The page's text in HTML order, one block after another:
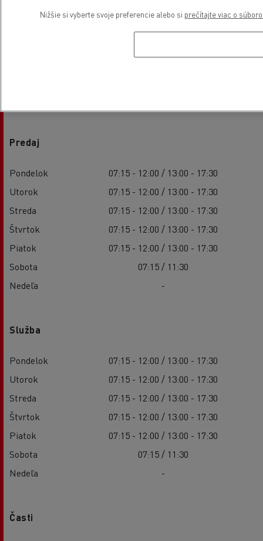
Predaj
Pondelok
07:15 - 12:00 / 13:00 - 17:30
Utorok
07:15 - 12:00 / 13:00 - 17:30
Streda
07:15 - 12:00 / 13:00 - 17:30
Štvrtok
07:15 - 12:00 / 13:00 - 17:30
Piatok
07:15 - 12:00 / 13:00 - 17:30
Sobota
07:15 / 11:30
Nedeľa
-
Služba
Pondelok
07:15 - 12:00 / 13:00 - 17:30
Utorok
07:15 - 12:00 / 13:00 - 17:30
Streda
07:15 - 12:00 / 13:00 - 17:30
Štvrtok
07:15 - 12:00 / 13:00 - 17:30
Piatok
07:15 - 12:00 / 13:00 - 17:30
Sobota
07:15 / 11:30
Nedeľa
-
Časti
Nižšie si vyberte svoje preferencie alebo si prečítajte viac o